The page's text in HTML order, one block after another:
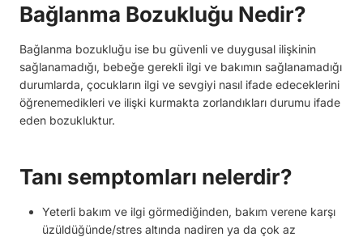
Bağlanma Bozukluğu Nedir?
Bağlanma bozukluğu ise bu güvenli ve duygusal ilişkinin
sağlanamadığı, bebeğe gerekli ilgi ve bakımın sağlanamadığı
durumlarda, çocukların ilgi ve sevgiyi nasıl ifade edeceklerini
öğrenemedikleri ve ilişki kurmakta zorlandıkları durumu ifade
eden bozukluktur.
Tanı semptomları nelerdir?
Yeterli bakım ve ilgi görmediğinden, bakım verene karşı
üzüldüğünde/stres altında nadiren ya da çok az